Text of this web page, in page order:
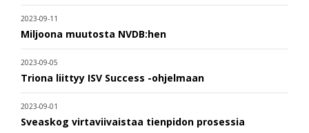
2023-09-11
Miljoona muutosta NVDB:hen
2023-09-05
Triona liittyy ISV Success -ohjelmaan
2023-09-01
Sveaskog virtaviivaistaa tienpidon prosessia